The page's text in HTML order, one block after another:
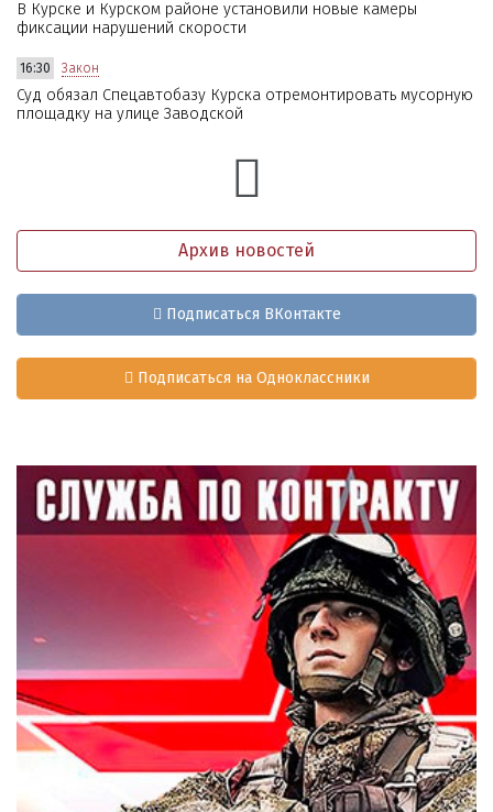
В Курске и Курском районе установили новые камеры
фиксации нарушений скорости
16:30 Закон
Суд обязал Спецавтобазу Курска отремонтировать мусорную
площадку на улице Заводской
Архив новостей
Подписаться ВКонтакте
Подписаться на Одноклассники